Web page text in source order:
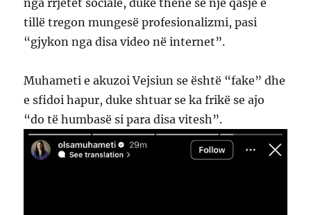
nga rrjetet sociale, duke thënë se një qasje e
tillë tregon mungesë profesionalizmi, pasi
“gjykon nga disa video në internet”.
Muhameti e akuzoi Vejsiun se është “fake” dhe
e sfidoi hapur, duke shtuar se ka frikë se ajo
“do të humbasë si para disa vitesh”.